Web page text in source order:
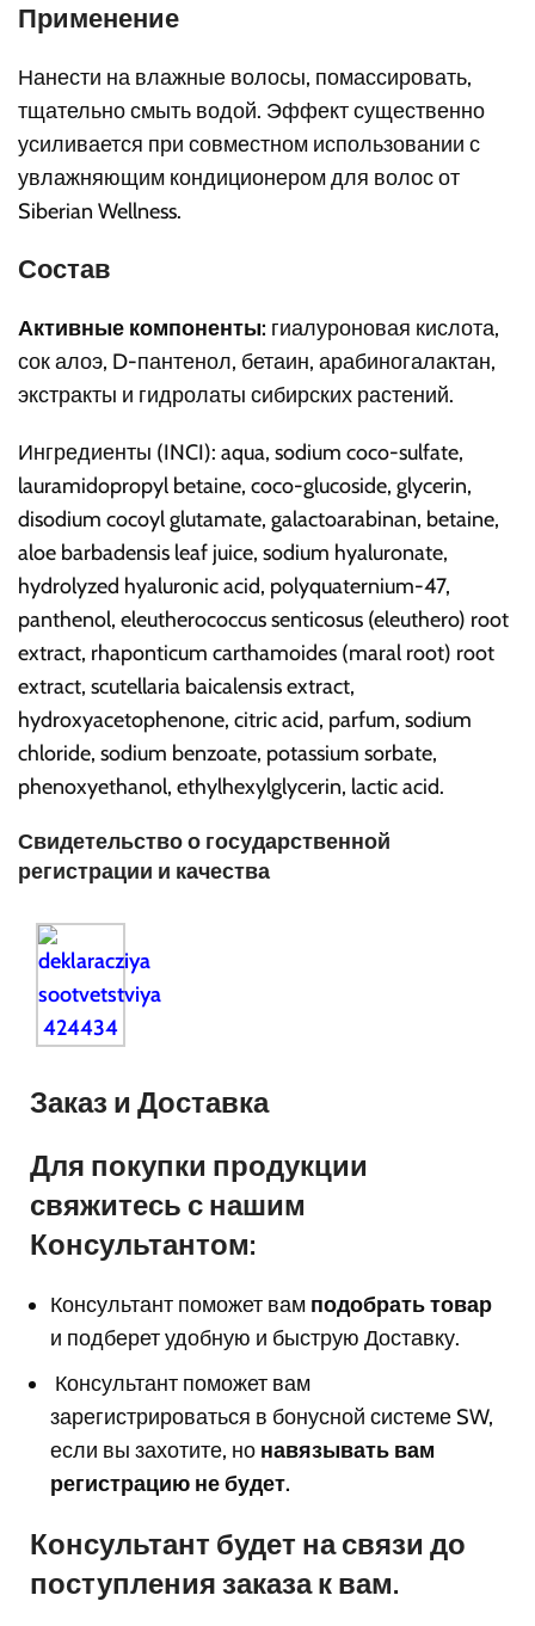
Применение
Нанести на влажные волосы, помассировать,
тщательно смыть водой. Эффект существенно
усиливается при совместном использовании с
увлажняющим кондиционером для волос от
Siberian Wellness.
Состав
Активные компоненты: гиалуроновая кислота,
сок алоэ, D-пантенол, бетаин, арабиногалактан,
экстракты и гидролаты сибирских растений.
Ингредиенты (INCI): aqua, sodium coco-sulfate,
lauramidopropyl betaine, coco-glucoside, glycerin,
disodium cocoyl glutamate, galactoarabinan, betaine,
aloe barbadensis leaf juice, sodium hyaluronate,
hydrolyzed hyaluronic acid, polyquaternium-47,
panthenol, eleutherococcus senticosus (eleuthero) root
extract, rhaponticum carthamoides (maral root) root
extract, scutellaria baicalensis extract,
hydroxyacetophenone, citric acid, parfum, sodium
chloride, sodium benzoate, potassium sorbate,
phenoxyethanol, ethylhexylglycerin, lactic acid.
Свидетельство о государственной
регистрации и качества
Заказ и Доставка
Для покупки продукции
свяжитесь с нашим
Консультантом:
Консультант поможет вам подобрать товар
и подберет удобную и быструю Доставку.
Консультант поможет вам
зарегистрироваться в бонусной системе SW,
если вы захотите, но навязывать вам
регистрацию не будет.
Консультант будет на связи до
поступления заказа к вам.